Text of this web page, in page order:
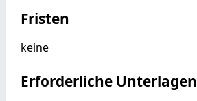
Fristen
keine
Erforderliche Unterlagen